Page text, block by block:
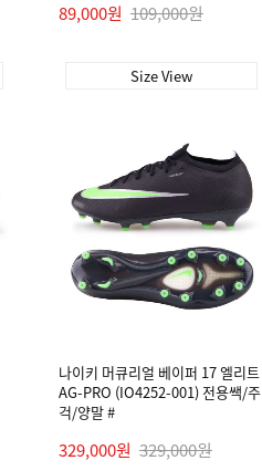
89,000원 109,000원
Size View
나이키 머큐리얼 베이퍼 17 엘리트
AG-PRO (IO4252-001) 전용쌕/주
걱/양말 #
329,000원 329,000원